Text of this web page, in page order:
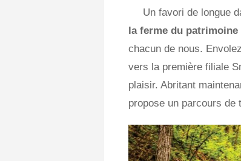
Un favori de longue
la ferme du patrimoine
chacun de nous.
vers la première filiale
plaisir. Abritant
propose un parcours de